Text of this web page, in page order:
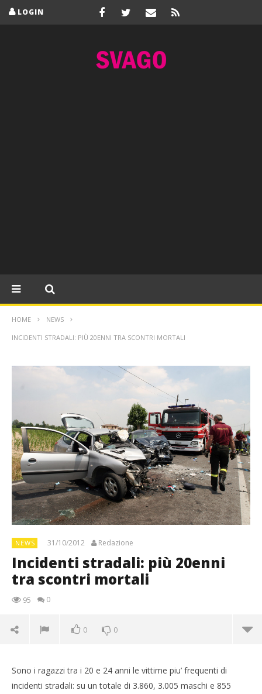
LOGIN
HOME NEWS
INCIDENTI STRADALI: PIÙ 20ENNI TRA SCONTRI MORTALI
NEWS 31/10/2012 Redazione
Incidenti stradali: più 20enni
tra scontri mortali
95 0
0 0
Sono i ragazzi tra i 20 e 24 anni le vittime piu’ frequenti di
incidenti stradali: su un totale di 3.860, 3.005 maschi e 855